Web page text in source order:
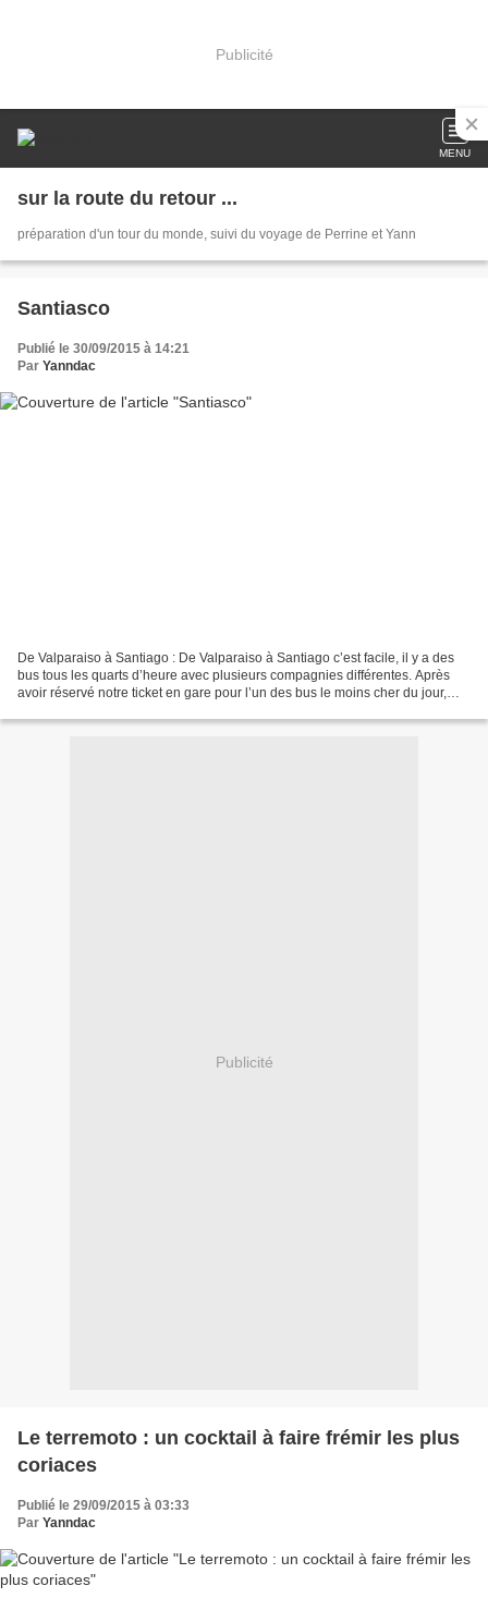
Publicité
MENU
sur la route du retour ...
préparation d'un tour du monde, suivi du voyage de Perrine et Yann
Santiasco
Publié le 30/09/2015 à 14:21
Par Yanndac
De Valparaiso à Santiago : De Valparaiso à Santiago c’est facile, il y a des
bus tous les quarts d’heure avec plusieurs compagnies différentes. Après
avoir réservé notre ticket en gare pour l’un des bus le moins cher du jour,
Publicité
Le terremoto : un cocktail à faire frémir les plus
coriaces
Publié le 29/09/2015 à 03:33
Par Yanndac